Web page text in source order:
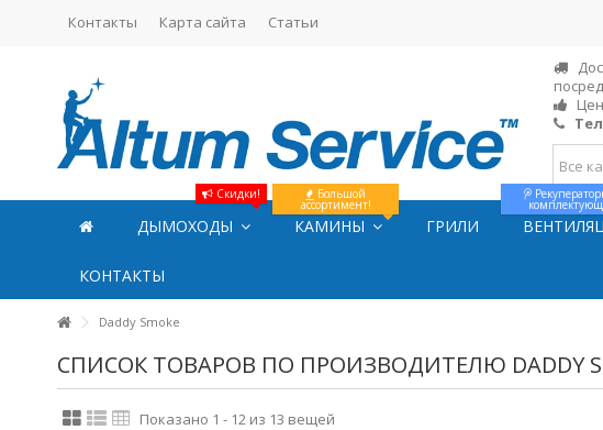
Контакты Карта сайта Статьи
ДЫМОХОДЫ
Скидки!
КАМИНЫ
Большой
ассортимент!
ГРИЛИ
КОНТАКТЫ
Daddy Smoke
СПИСОК ТОВАРОВ ПО ПРОИЗВОДИТЕЛЮ DADDY
Показано 1 - 12 из 13 вещей